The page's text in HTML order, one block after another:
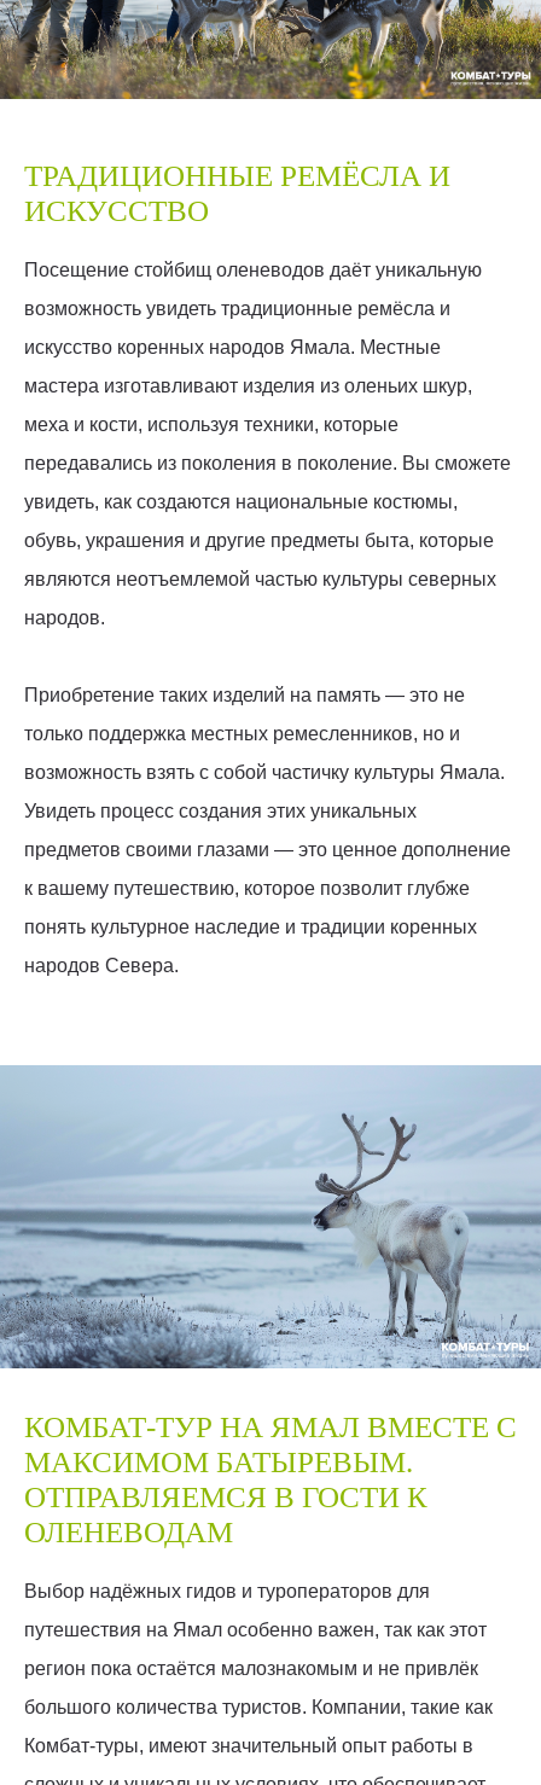
ТРАДИЦИОННЫЕ РЕМЁСЛА И
ИСКУССТВО
Посещение стойбищ оленеводов даёт уникальную
возможность увидеть традиционные ремёсла и
искусство коренных народов Ямала. Местные
мастера изготавливают изделия из оленьих шкур,
меха и кости, используя техники, которые
передавались из поколения в поколение. Вы сможете
увидеть, как создаются национальные костюмы,
обувь, украшения и другие предметы быта, которые
являются неотъемлемой частью культуры северных
народов.
Приобретение таких изделий на память — это не
только поддержка местных ремесленников, но и
возможность взять с собой частичку культуры Ямала.
Увидеть процесс создания этих уникальных
предметов своими глазами — это ценное дополнение
к вашему путешествию, которое позволит глубже
понять культурное наследие и традиции коренных
народов Севера.
КОМБАТ-ТУР НА ЯМАЛ ВМЕСТЕ С
МАКСИМОМ БАТЫРЕВЫМ.
ОТПРАВЛЯЕМСЯ В ГОСТИ К
ОЛЕНЕВОДАМ
Выбор надёжных гидов и туроператоров для
путешествия на Ямал особенно важен, так как этот
регион пока остаётся малознакомым и не привлёк
большого количества туристов. Компании, такие как
Комбат-туры, имеют значительный опыт работы в